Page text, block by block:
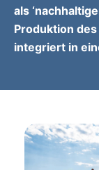
als
Produktion
integriert in